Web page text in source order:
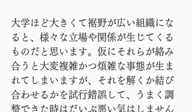
大学ほど大きくて裾野が広い組織にな
ると、様々な立場や関係が生じてくる
ものだと思います。仮にそれらが絡み
合うと大変複雑かつ煩雑な事態が生ま
れてしまいますが、それを解くか結び
合わせるかを試行錯誤して、うまく調
整できた時はだいぶ悪い気はしません